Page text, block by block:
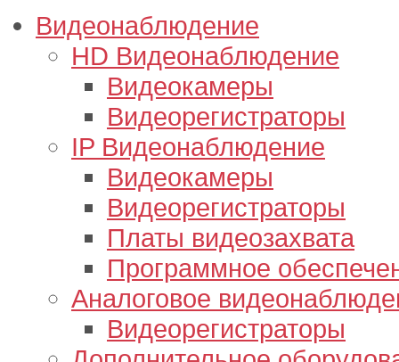
Видеонаблюдение
HD Видеонаблюдение
Видеокамеры
Видеорегистраторы
IP Видеонаблюдение
Видеокамеры
Видеорегистраторы
Платы видеозахвата
Программное
Аналоговое
Видеорегистраторы